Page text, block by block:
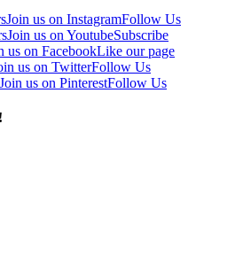
Join us on InstagramFollow Us
Join us on YoutubeSubscribe
us on FacebookLike our page
us on TwitterFollow Us
Join us on PinterestFollow Us